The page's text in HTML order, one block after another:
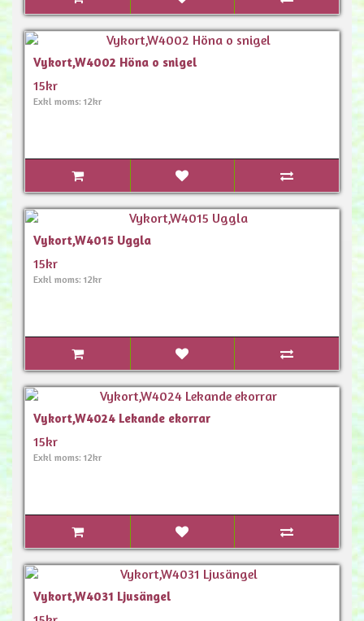
Vykort,W4002 Höna o snigel
15kr
Exkl moms: 12kr
Vykort,W4015 Uggla
15kr
Exkl moms: 12kr
Vykort,W4024 Lekande ekorrar
15kr
Exkl moms: 12kr
Vykort,W4031 Ljusängel